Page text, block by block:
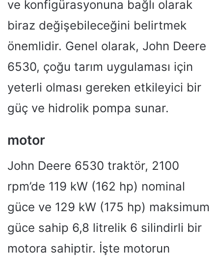
ve konfigürasyonuna bağlı olarak
biraz değişebileceğini belirtmek
önemlidir. Genel olarak, John Deere
6530, çoğu tarım uygulaması için
yeterli olması gereken etkileyici bir
güç ve hidrolik pompa sunar.
motor
John Deere 6530 traktör, 2100
rpm’de 119 kW (162 hp) nominal
güce ve 129 kW (175 hp) maksimum
güce sahip 6,8 litrelik 6 silindirli bir
motora sahiptir. İşte motorun